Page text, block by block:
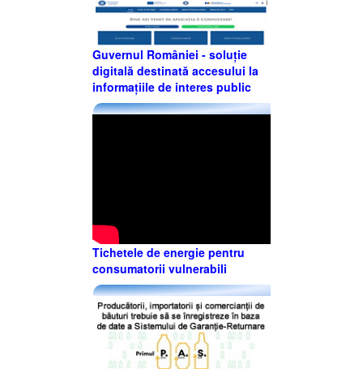
Guvernul României - soluție
digitală destinată accesului la
informațiile de interes public
Tichetele de energie pentru
consumatorii vulnerabili